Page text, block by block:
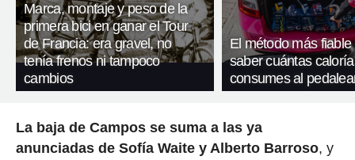
Marca, montaje y peso de la
primera bici en ganar el Tour
de Francia: era gravel, no
tenía frenos ni tampoco
cambios
El método más fiable
saber cuántas
consumes al
La baja de Campos se suma a las ya
anunciadas de Sofía Waite y Alberto Barroso, y